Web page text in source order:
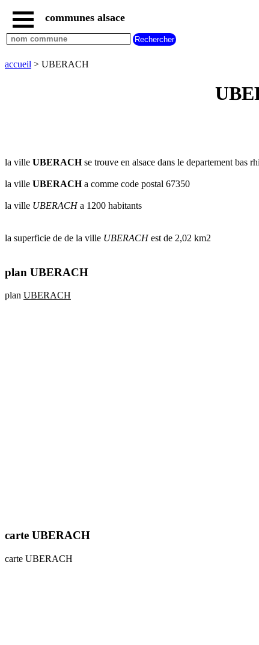
accueil
villes
rhin
commencant
villes
rhin
commencant
X Y Z
communes alsace
accueil > UBERACH
la ville UBERACHse trouve en alsace dans le departement bas
la ville UBERACHa comme code postal 67350
la ville UBERACHa 1200 habitants
la superficie de de la ville UBERACHest de 2,02 km2
plan UBERACH
plan UBERACH
carte UBERACH
carte UBERACH